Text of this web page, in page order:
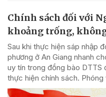
Chính sách đối với
khoảng trống,
Sau khi thực hiện sáp nhập
phương ở An Giang nhanh
uy tín trong đồng bào DTTS
thực hiện chính sách.